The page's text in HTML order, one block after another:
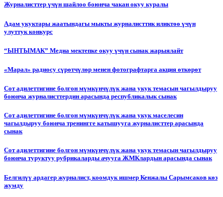
Журналисттер үчүн шайлоо боюнча чакан окуу куралы
Адам укуктары жаатындагы мыкты журналисттик иликтөө үчүн
улуттук конкурс
“ЫНТЫМАК” Медиа мектепке окуу үчүн сынак жарыялайт
«Марал» радиосу сүрөтчүлөр менен фотографтарга акция өткөрөт
Сот адилеттигине болгон мүмкүнчүлүк жана укук темасын чагылдыруу
боюнча журналисттердин арасында республикалык сынак
Сот адилеттигине болгон мүмкүнчүлүк жана укук маселесин
чагылдыруу боюнча тренингге катышууга журналисттер арасында
сынак
Сот адилеттигине болгон мүмкүнчүлүк жана укук темасын чагылдыруу
боюнча туруктуу рубрикаларды ачууга ЖМКлардын арасында сынак
Белгилүү ардагер журналист, коомдук ишмер Кенжалы Сарымсаков көз
жумду